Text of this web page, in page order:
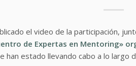
el video de la participación,
de Expertas en Mentoring»
han estado llevando cabo a lo